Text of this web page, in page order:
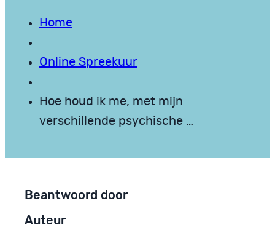
Home
Online Spreekuur
Hoe houd ik me, met mijn
verschillende psychische …
Beantwoord door
Auteur